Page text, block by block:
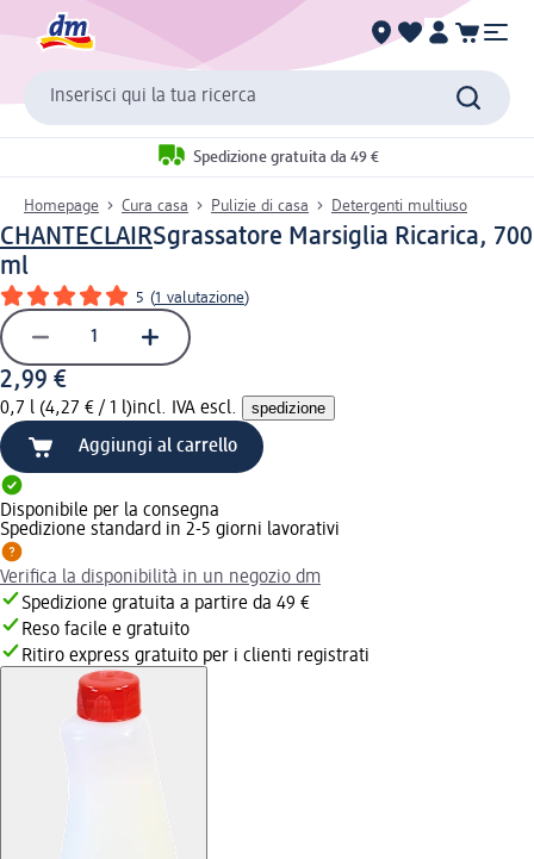
Inserisci qui la tua ricerca
Spedizione gratuita da 49 €
Homepage Cura casa Pulizie di casa Detergenti multiuso
CHANTECLAIRSgrassatore Marsiglia Ricarica, 700
ml
5 (1 valutazione)
2,99 €
0,7 l (4,27 € / 1 l)incl. IVA escl. spedizione
Aggiungi al carrello
Disponibile per la consegna
Spedizione standard in 2-5 giorni lavorativi
Verifica la disponibilità in un negozio dm
Spedizione gratuita a partire da 49 €
Reso facile e gratuito
Ritiro express gratuito per i clienti registrati